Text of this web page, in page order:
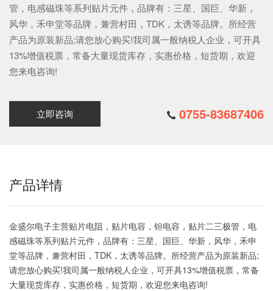
管，电感磁珠等系列贴片元件，品牌有：三星、国巨、华新，
风华，禾申堂等品牌，兼营村田，TDK，太诱等品牌。所经营
产品为原装新品;请您放心购买!我司属一般纳税人企业，可开具
13%增值税票，常备大量现货库存，实惠价格，短货期，欢迎
您来电咨询!
立即咨询 0755-83687406
产品详情
金盛尔电子主营贴片电阻，贴片电容，钽电容，贴片二三极管，电
感磁珠等系列贴片元件，品牌有：三星、国巨、华新，风华，禾申
堂等品牌，兼营村田，TDK，太诱等品牌。所经营产品为原装新品;
请您放心购买!我司属一般纳税人企业，可开具13%增值税票，常备
大量现货库存，实惠价格，短货期，欢迎您来电咨询!